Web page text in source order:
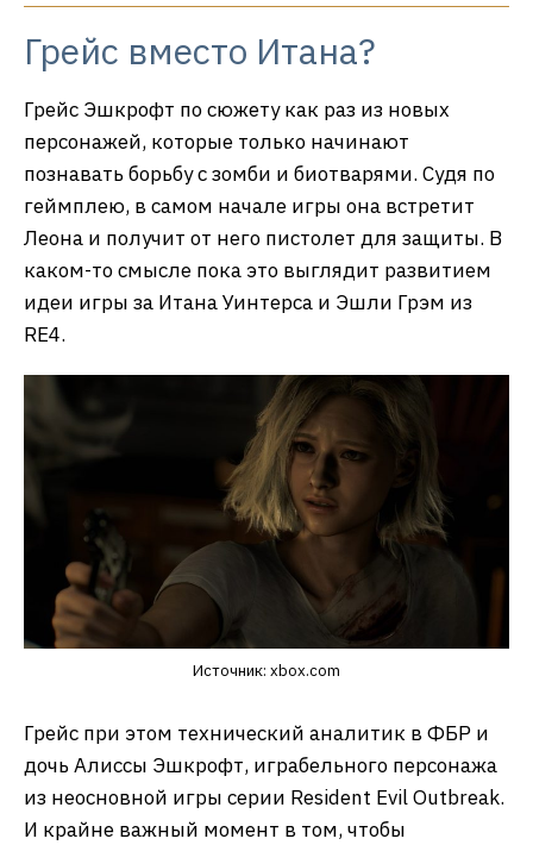
Грейс вместо Итана?
Грейс Эшкрофт по сюжету как раз из новых
персонажей, которые только начинают
познавать борьбу с зомби и биотварями. Судя по
геймплею, в самом начале игры она встретит
Леона и получит от него пистолет для защиты. В
каком-то смысле пока это выглядит развитием
идеи игры за Итана Уинтерса и Эшли Грэм из
RE4.
Источник: xbox.com
Грейс при этом технический аналитик в ФБР и
дочь Алиссы Эшкрофт, играбельного персонажа
из неосновной игры серии Resident Evil Outbreak.
И крайне важный момент в том, чтобы